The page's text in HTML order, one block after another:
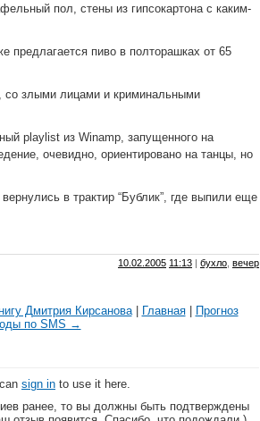
пол, стены из гипсокартона с каким-
предлагается пиво в полторашках от 65
со злыми лицами и криминальными
playlist из Winamp, запущенного на
очевидно, ориентировано на танцы, но
в трактир “Бублик”, где выпили еще
10.02.2005 11:13 | бухло вечер
Дмитрия Кирсанова| Главная|
Прогноз
по SMS →
sign in to use it here.
ранее, то вы должны быть подтверждены